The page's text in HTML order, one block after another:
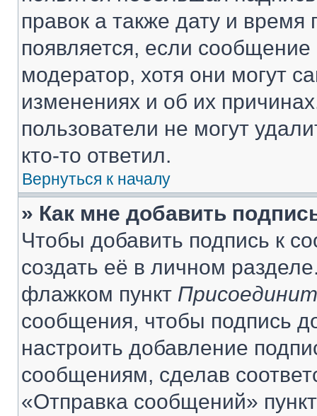
правок а также дату и
появляется, если
модератор, хотя они могут
изменениях и об их
пользователи не могут
кто-то ответил.
Вернуться к началу
» Как мне добавить
Чтобы добавить подпись к
создать её в личном
флажком пункт
сообщения, чтобы подпись
настроить добавление
сообщениям, сделав
«Отправка сообщений»